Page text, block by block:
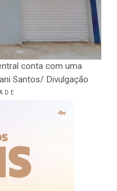
conta com uma
Santos/ Divulgação